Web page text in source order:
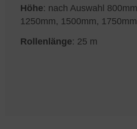
Höhe: nach Auswahl
1250mm, 1500mm,
Rollenlänge: 25 m